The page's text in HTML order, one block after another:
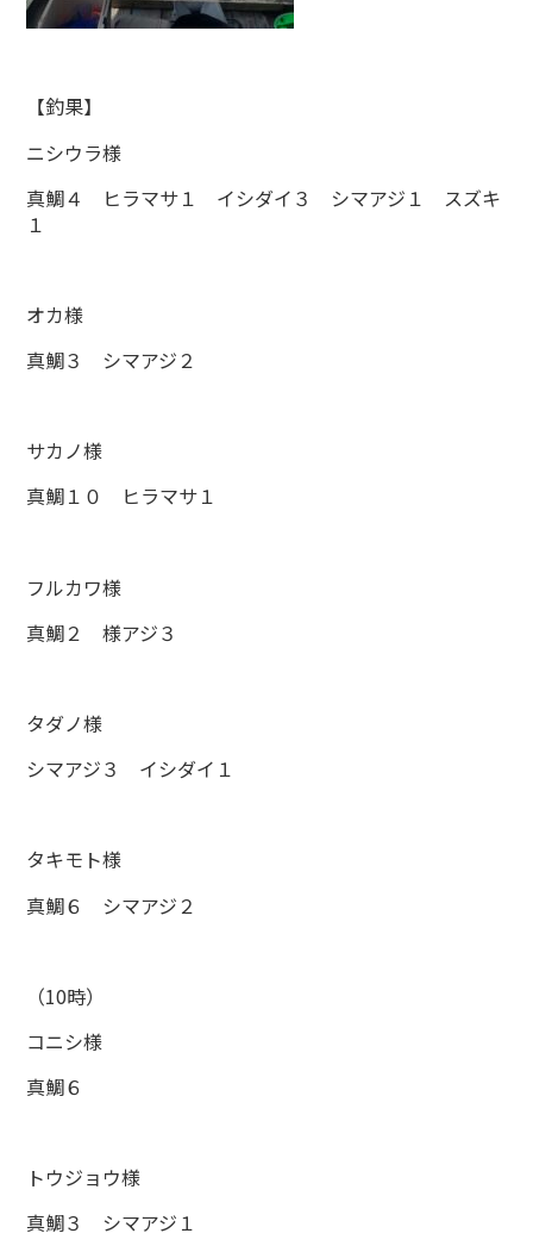
【釣果】
ニシウラ様
真鯛４ ヒラマサ１ イシダイ３ シマアジ１ スズキ
１
オカ様
真鯛３ シマアジ２
サカノ様
真鯛１０ ヒラマサ１
フルカワ様
真鯛２ 様アジ３
タダノ様
シマアジ３ イシダイ１
タキモト様
真鯛６ シマアジ２
（10時）
コニシ様
真鯛６
トウジョウ様
真鯛３ シマアジ１